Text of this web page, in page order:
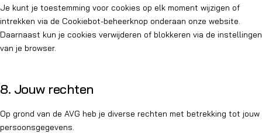
Je kunt je toestemming voor cookies op elk moment wijzigen of
intrekken via de Cookiebot-beheerknop onderaan onze website.
Daarnaast kun je cookies verwijderen of blokkeren via de instellingen
van je browser.
8. Jouw rechten
Op grond van de AVG heb je diverse rechten met betrekking tot jouw
persoonsgegevens.